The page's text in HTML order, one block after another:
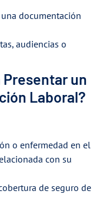
documentación
audiencias o
Presentar un
Laboral?
o enfermedad en el
con su
de seguro de